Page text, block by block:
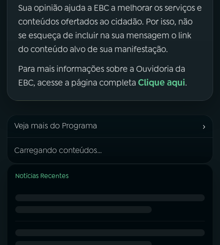
Sua opinião ajuda a EBC a melhorar os serviços e
conteúdos ofertados ao cidadão. Por isso, não
se esqueça de incluir na sua mensagem o link
do conteúdo alvo de sua manifestação.
Para mais informações sobre a Ouvidoria da
EBC, acesse a página completa Clique aqui.
Veja mais do Programa ›
Carregando conteúdos...
Notícias Recentes